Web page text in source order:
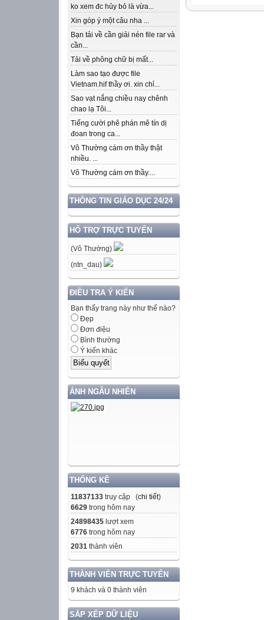
ko xem đc hủy bỏ là vừa...
Xin góp ý một câu nha ...
Bạn tải về cần giải nén file rar và
cần...
Tải về phông chữ bị mất...
Làm sao tạo được file
Vietnam.hif thầy ơi. xin chỉ...
Sao vạt nắng chiều nay chênh
chao lạ Tôi...
Tiếng cười phê phán mê tín dị
đoan trong ca...
Vô Thường cám ơn thầy thật
nhiều. ...
Vô Thường cám ơn thầy....
THÔNG TIN GIÁO DỤC 24/24
HỔ TRỢ TRỰC TUYẾN
(Vô Thường)
(ntn_dau)
ĐIỀU TRA Ý KIẾN
Bạn thấy trang này như thế nào?
Đẹp
Đơn điệu
Bình thường
Ý kiến khác
ẢNH NGẪU NHIÊN
THỐNG KÊ
11837133 truy cập (chi tiết)
6629 trong hôm nay
24898435 lượt xem
6776 trong hôm nay
2031 thành viên
THÀNH VIÊN TRỰC TUYẾN
9 khách và 0 thành viên
SẮP XẾP DỮ LIỆU